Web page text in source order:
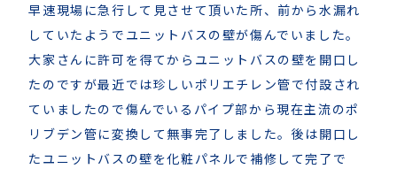
早速現場に急行して見させて頂いた所、前から水漏れ
していたようでユニットバスの壁が傷んでいました。
大家さんに許可を得てからユニットバスの壁を開口し
たのですが最近では珍しいポリエチレン管で付設され
ていましたので傷んでいるパイプ部から現在主流のポ
リブデン管に変換して無事完了しました。後は開口し
たユニットバスの壁を化粧パネルで補修して完了で